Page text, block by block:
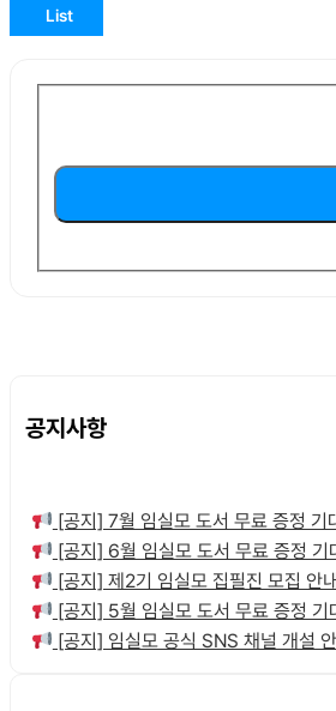
List
공지사항
[공지] 7월 임실모 도서 무료 증정 기
[공지] 6월 임실모 도서 무료 증정 기
[공지] 제2기 임실모 집필진 모집 안
[공지] 5월 임실모 도서 무료 증정 기
[공지] 임실모 공식 SNS 채널 개설